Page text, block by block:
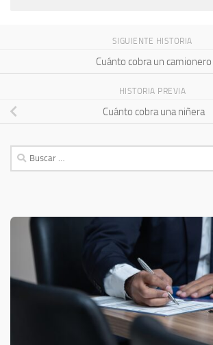
SIGUIENTE HISTORIA
Cuánto cobra un camionero
HISTORIA PREVIA
Cuánto cobra una niñera
Buscar: